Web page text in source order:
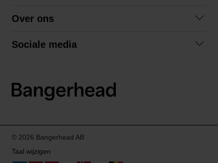
Algemene voorwaarden
Over ons
Sociale media
LinkedIn
© 2026 Bangerhead AB
Taal wijzigen